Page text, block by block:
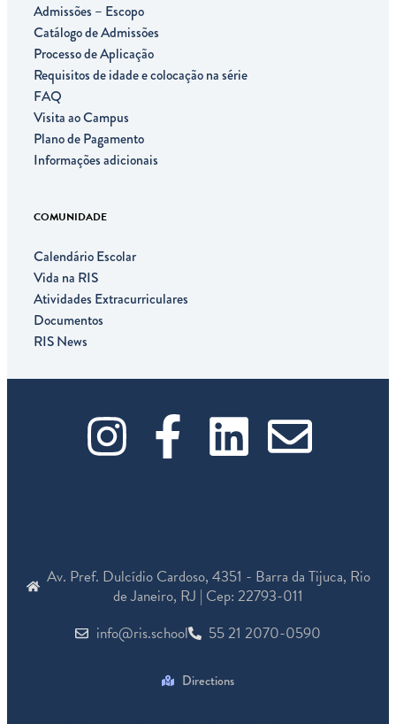
Admissões – Escopo
Catálogo de Admissões
Processo de Aplicação
Requisitos de idade e colocação na série
FAQ
Visita ao Campus
Plano de Pagamento
Informações adicionais
COMUNIDADE
Calendário Escolar
Vida na RIS
Atividades Extracurriculares
Documentos
RIS News
I
t
a
g
F
a
e
b
o
o
L
k
e
d
i
E
e
l
o
Av. Pref. Dulcídio Cardoso, 4351 - Barra da Tijuca, Rio
de Janeiro, RJ | Cep: 22793-011
info@ris.school
55 21 2070-0590
Directions